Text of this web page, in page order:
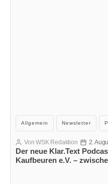
Kategorien
Allgemein Newsletter
Der neue Klar.Text
Kaufbeuren e.V. –
Beitragsautor
VonWSK Redaktion 2.